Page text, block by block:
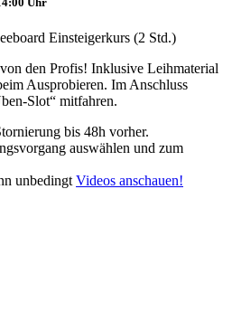
Einsteigerkurs (2 Std.)
den Profis! Inklusive Leihmaterial
Ausprobieren. Im Anschluss
Slot“ mitfahren.
bis 48h vorher.
auswählen und zum
unbedingt Videos anschauen!